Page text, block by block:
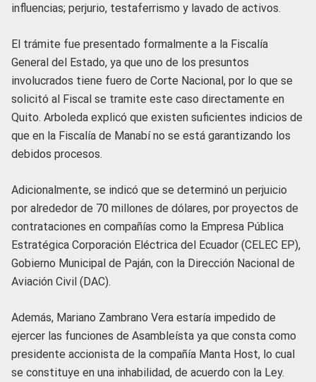
influencias; perjurio, testaferrismo y lavado de activos.
El trámite fue presentado formalmente a la Fiscalía
General del Estado, ya que uno de los presuntos
involucrados tiene fuero de Corte Nacional, por lo que se
solicitó al Fiscal se tramite este caso directamente en
Quito. Arboleda explicó que existen suficientes indicios de
que en la Fiscalía de Manabí no se está garantizando los
debidos procesos.
Adicionalmente, se indicó que se determinó un perjuicio
por alrededor de 70 millones de dólares, por proyectos de
contrataciones en compañías como la Empresa Pública
Estratégica Corporación Eléctrica del Ecuador (CELEC EP),
Gobierno Municipal de Paján, con la Dirección Nacional de
Aviación Civil (DAC).
Además, Mariano Zambrano Vera estaría impedido de
ejercer las funciones de Asambleísta ya que consta como
presidente accionista de la compañía Manta Host, lo cual
se constituye en una inhabilidad, de acuerdo con la Ley.